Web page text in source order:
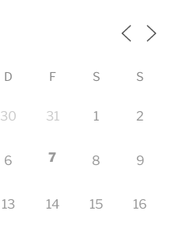
D F S S
30 31 1 2
6 7 8 9
13 14 15 16